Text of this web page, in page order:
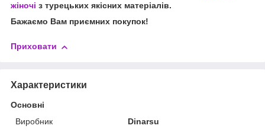
жіночі з турецьких якісних матеріалів.
Бажаємо Вам приємних покупок!
Приховати
Характеристики
Основні
Виробник
Dinarsu